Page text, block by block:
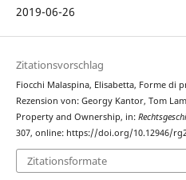
2019-06-26
Zitationsvorschlag
Fiocchi Malaspina, Elisabetta, Forme di
Rezension von: Georgy Kantor, Tom
Property and Ownership, in:
307, online: https://doi.org/10.12946/
Zitationsformate